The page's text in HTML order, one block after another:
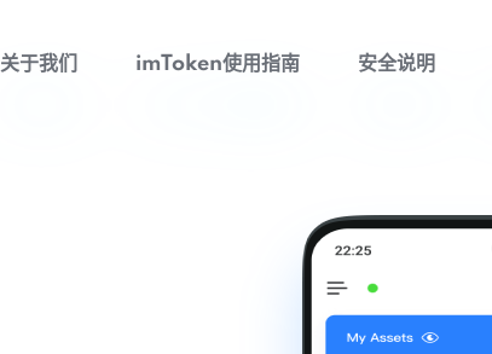
关于我们 imToken使用指南 安全说明